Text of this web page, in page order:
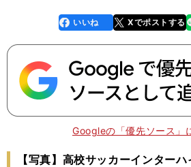
faceboo
k
いいね Xでポストする
line
Googleの「優先ソース」
【写真】高校サッカーインター